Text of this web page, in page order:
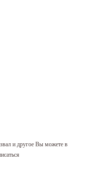
и другое Вы можете в